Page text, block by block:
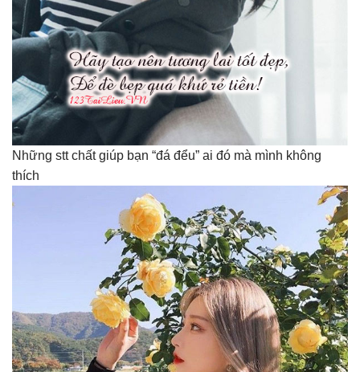
Những stt chất giúp bạn “đá đểu” ai đó mà mình không
thích